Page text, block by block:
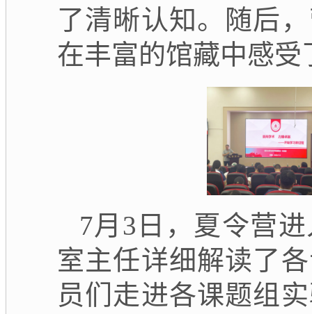
了清晰认知。随后
在丰富的馆藏中感
7月3日，夏令营
室主任详细解读了
员们走进各课题组